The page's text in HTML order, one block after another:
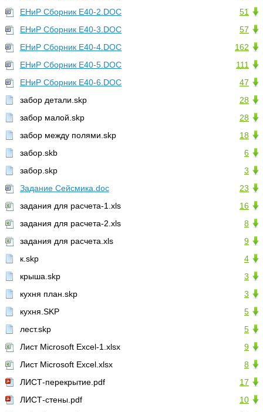
51
ЕНиР Сборник Е40-2.DOC
57
ЕНиР Сборник Е40-3.DOC
162
ЕНиР Сборник Е40-4.DOC
111
ЕНиР Сборник Е40-5.DOC
47
ЕНиР Сборник Е40-6.DOC
28
забор детали.skp
28
забор малой.skp
18
забор между полями.skp
6
забор.skb
3
забор.skp
23
Задание Сейсмика.doc
16
задания для расчета-1.xls
8
задания для расчета-2.xls
9
задания для расчета.xls
4
к.skp
3
крыша.skp
3
кухня план.skp
5
кухня.SKP
5
лест.skp
9
Лист Microsoft Excel-1.xlsx
8
Лист Microsoft Excel.xlsx
17
ЛИСТ-перекрытие.pdf
10
ЛИСТ-стены.pdf